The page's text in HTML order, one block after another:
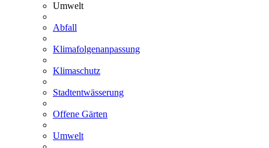
Umwelt
Abfall
Klimafolgenanpassung
Klimaschutz
Stadtentwässerung
Offene Gärten
Umwelt